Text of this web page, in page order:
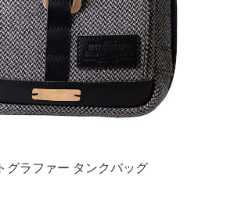
グラファー タンクバッグ